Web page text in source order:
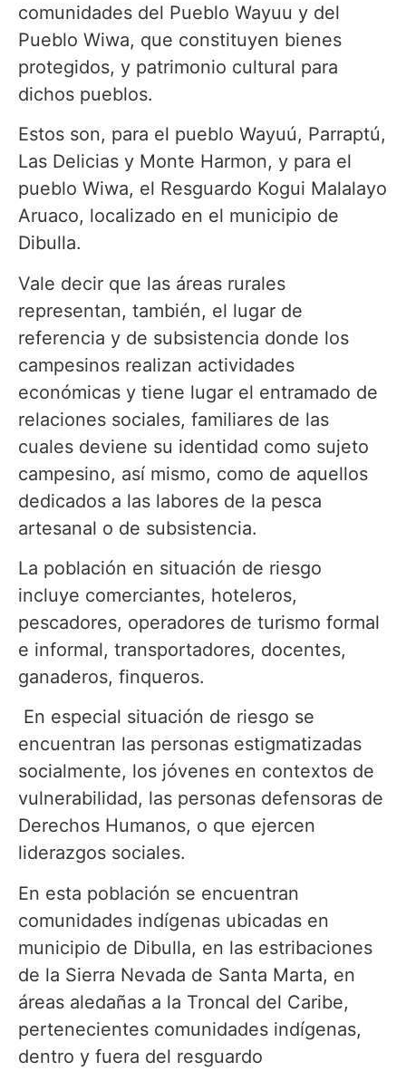
comunidades del Pueblo Wayuu y del
Pueblo Wiwa, que constituyen bienes
protegidos, y patrimonio cultural para
dichos pueblos.
Estos son, para el pueblo Wayuú, Parraptú,
Las Delicias y Monte Harmon, y para el
pueblo Wiwa, el Resguardo Kogui Malalayo
Aruaco, localizado en el municipio de
Dibulla.
Vale decir que las áreas rurales
representan, también, el lugar de
referencia y de subsistencia donde los
campesinos realizan actividades
económicas y tiene lugar el entramado de
relaciones sociales, familiares de las
cuales deviene su identidad como sujeto
campesino, así mismo, como de aquellos
dedicados a las labores de la pesca
artesanal o de subsistencia.
La población en situación de riesgo
incluye comerciantes, hoteleros,
pescadores, operadores de turismo formal
e informal, transportadores, docentes,
ganaderos, finqueros.
En especial situación de riesgo se
encuentran las personas estigmatizadas
socialmente, los jóvenes en contextos de
vulnerabilidad, las personas defensoras de
Derechos Humanos, o que ejercen
liderazgos sociales.
En esta población se encuentran
comunidades indígenas ubicadas en
municipio de Dibulla, en las estribaciones
de la Sierra Nevada de Santa Marta, en
áreas aledañas a la Troncal del Caribe,
pertenecientes comunidades indígenas,
dentro y fuera del resguardo